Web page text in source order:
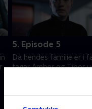
5. Episode 5
Da hendes familie er i
tager Amber og Tibor
plan.